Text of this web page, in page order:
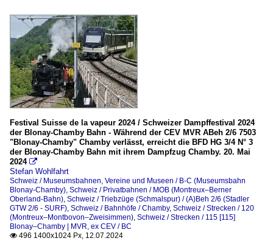
Festival Suisse de la vapeur 2024 / Schweizer Dampffestival 2024
der Blonay-Chamby Bahn - Während der CEV MVR ABeh 2/6 7503
"Blonay-Chamby" Chamby verlässt, erreicht die BFD HG 3/4 N° 3
der Blonay-Chamby Bahn mit ihrem Dampfzug Chamby. 20. Mai
2024 
Stefan Wohlfahrt
Schweiz / Museumsbahnen, Vereine und Museen / B-C (Museumsbahn
Blonay-Chamby), Schweiz / Privatbahnen / MOB (Montreux–Berner
Oberland-Bahn), Schweiz / Triebzüge (Schmalspur) / (A)Beh 2/6 (Stadler
GTW 2/6 - SURF), Schweiz / Bahnhöfe / Chamby, Schweiz / Strecken / 120
(Montreux–Montbovon–Zweisimmen), Schweiz / Strecken / 115 [115]
Blonay–Chamby | MVR, ex CEV / BC
 496 1400x1024 Px, 12.07.2024